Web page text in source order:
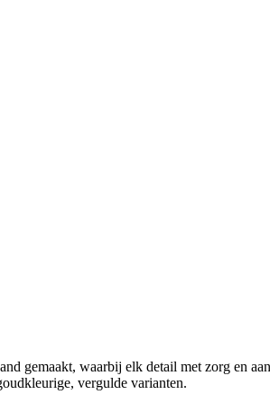
gemaakt, waarbij elk detail met zorg en
vergulde varianten.